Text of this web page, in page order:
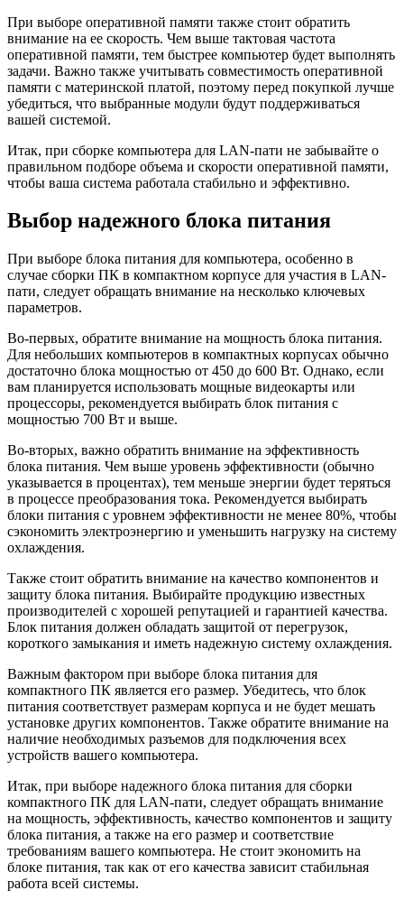
При выборе оперативной памяти также стоит обратить
внимание на ее скорость. Чем выше тактовая частота
оперативной памяти, тем быстрее компьютер будет выполнять
задачи. Важно также учитывать совместимость оперативной
памяти с материнской платой, поэтому перед покупкой лучше
убедиться, что выбранные модули будут поддерживаться
вашей системой.
Итак, при сборке компьютера для LAN-пати не забывайте о
правильном подборе объема и скорости оперативной памяти,
чтобы ваша система работала стабильно и эффективно.
Выбор надежного блока питания
При выборе блока питания для компьютера, особенно в
случае сборки ПК в компактном корпусе для участия в LAN-
пати, следует обращать внимание на несколько ключевых
параметров.
Во-первых, обратите внимание на мощность блока питания.
Для небольших компьютеров в компактных корпусах обычно
достаточно блока мощностью от 450 до 600 Вт. Однако, если
вам планируется использовать мощные видеокарты или
процессоры, рекомендуется выбирать блок питания с
мощностью 700 Вт и выше.
Во-вторых, важно обратить внимание на эффективность
блока питания. Чем выше уровень эффективности (обычно
указывается в процентах), тем меньше энергии будет теряться
в процессе преобразования тока. Рекомендуется выбирать
блоки питания с уровнем эффективности не менее 80%, чтобы
сэкономить электроэнергию и уменьшить нагрузку на систему
охлаждения.
Также стоит обратить внимание на качество компонентов и
защиту блока питания. Выбирайте продукцию известных
производителей с хорошей репутацией и гарантией качества.
Блок питания должен обладать защитой от перегрузок,
короткого замыкания и иметь надежную систему охлаждения.
Важным фактором при выборе блока питания для
компактного ПК является его размер. Убедитесь, что блок
питания соответствует размерам корпуса и не будет мешать
установке других компонентов. Также обратите внимание на
наличие необходимых разъемов для подключения всех
устройств вашего компьютера.
Итак, при выборе надежного блока питания для сборки
компактного ПК для LAN-пати, следует обращать внимание
на мощность, эффективность, качество компонентов и защиту
блока питания, а также на его размер и соответствие
требованиям вашего компьютера. Не стоит экономить на
блоке питания, так как от его качества зависит стабильная
работа всей системы.